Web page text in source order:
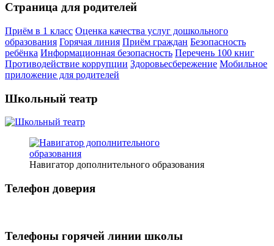
Страница для родителей
Приём в 1 класс Оценка качества услуг дошкольного
образования Горячая линия Приём граждан Безопасность
ребёнка Информационная безопасность Перечень 100 книг
Противодействие коррупции Здоровьесбережение Мобильное
приложение для родителей
Школьный театр
Навигатор дополнительного образования
Телефон доверия
Телефоны горячей линии школы